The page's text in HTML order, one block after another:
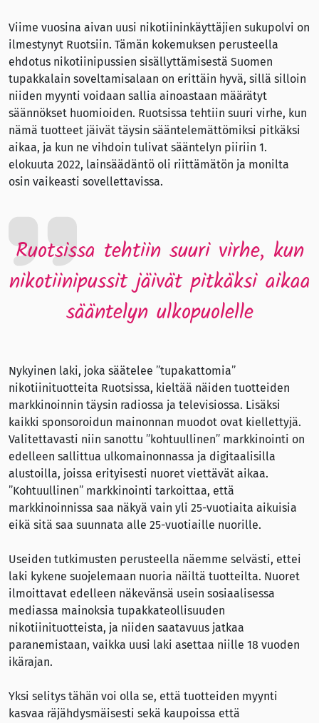
Viime vuosina aivan uusi nikotiininkäyttäjien sukupolvi on
ilmestynyt Ruotsiin. Tämän kokemuksen perusteella
ehdotus nikotiinipussien sisällyttämisestä Suomen
tupakkalain soveltamisalaan on erittäin hyvä, sillä silloin
niiden myynti voidaan sallia ainoastaan määrätyt
säännökset huomioiden. Ruotsissa tehtiin suuri virhe, kun
nämä tuotteet jäivät täysin sääntelemättömiksi pitkäksi
aikaa, ja kun ne vihdoin tulivat sääntelyn piiriin 1.
elokuuta 2022, lainsäädäntö oli riittämätön ja monilta
osin vaikeasti sovellettavissa.
Ruotsissa tehtiin suuri virhe, kun
nikotiinipussit jäivät pitkäksi aikaa
sääntelyn ulkopuolelle
Nykyinen laki, joka säätelee ”tupakattomia”
nikotiinituotteita Ruotsissa, kieltää näiden tuotteiden
markkinoinnin täysin radiossa ja televisiossa. Lisäksi
kaikki sponsoroidun mainonnan muodot ovat kiellettyjä.
Valitettavasti niin sanottu ”kohtuullinen” markkinointi on
edelleen sallittua ulkomainonnassa ja digitaalisilla
alustoilla, joissa erityisesti nuoret viettävät aikaa.
”Kohtuullinen” markkinointi tarkoittaa, että
markkinoinnissa saa näkyä vain yli 25-vuotiaita aikuisia
eikä sitä saa suunnata alle 25-vuotiaille nuorille.
Useiden tutkimusten perusteella näemme selvästi, ettei
laki kykene suojelemaan nuoria näiltä tuotteilta. Nuoret
ilmoittavat edelleen näkevänsä usein sosiaalisessa
mediassa mainoksia tupakkateollisuuden
nikotiinituotteista, ja niiden saatavuus jatkaa
paranemistaan, vaikka uusi laki asettaa niille 18 vuoden
ikärajan.
Yksi selitys tähän voi olla se, että tuotteiden myynti
kasvaa räjähdysmäisesti sekä kaupoissa että